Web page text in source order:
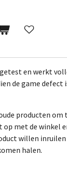
en werkt
de game defect
producten om
met de winkel
willen inruilen
halen.